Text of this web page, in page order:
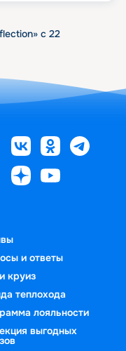
с 22
и ответы
круиз
теплохода
лояльности
выгодных